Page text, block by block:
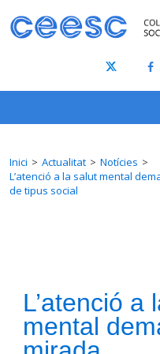
Inici Actualitat
Notícies
L’atenció a la salut mental
de tipus social
L’atenció a
mental